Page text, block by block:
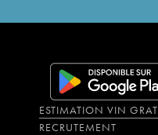
ESTIMATION VIN
RECRUTEMENT